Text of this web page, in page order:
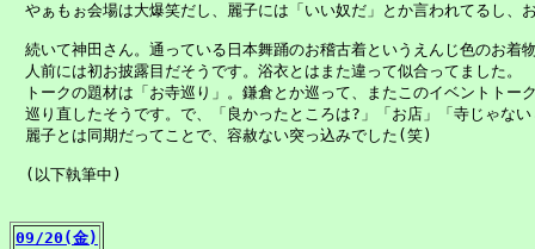
やぁもぉ会場は大爆笑だし、麗子には「いい奴だ」とか言われてるし、
続いて神田さん。通っている日本舞踊のお稽古着というえんじ色のお着
人前には初お披露目だそうです。浴衣とはまた違って似合ってました。
トークの題材は「お寺巡り」。鎌倉とか巡って、またこのイベントトー
巡り直したそうです。で、「良かったところは?」「お店」「寺じゃない
麗子とは同期だってことで、容赦ない突っ込みでした(笑)
(以下執筆中)
09/20(金)